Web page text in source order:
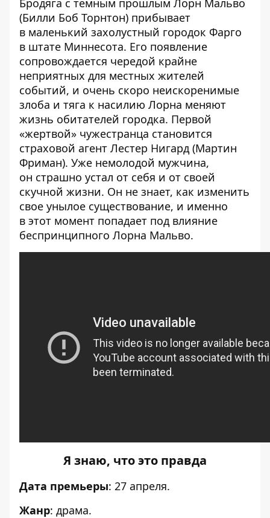
Бродяга с темным прошлым Лорн Мальво
(Билли Боб Торнтон) прибывает
в маленький захолустный городок Фарго
в штате Миннесота. Его появление
сопровождается чередой крайне
неприятных для местных жителей
событий, и очень скоро неискоренимые
злоба и тяга к насилию Лорна меняют
жизнь обитателей городка. Первой
«жертвой» чужестранца становится
страховой агент Лестер Нигард (Мартин
Фриман). Уже немолодой мужчина,
он страшно устал от себя и от своей
скучной жизни. Он не знает, как изменить
свое унылое существование, и именно
в этот момент попадает под влияние
беспринципного Лорна Мальво.
Я знаю, что это правда
Дата премьеры: 27 апреля.
Жанр: драма.